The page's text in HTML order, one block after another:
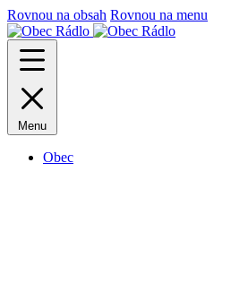
Rovnou na obsah Rovnou na menu
Menu
Obec